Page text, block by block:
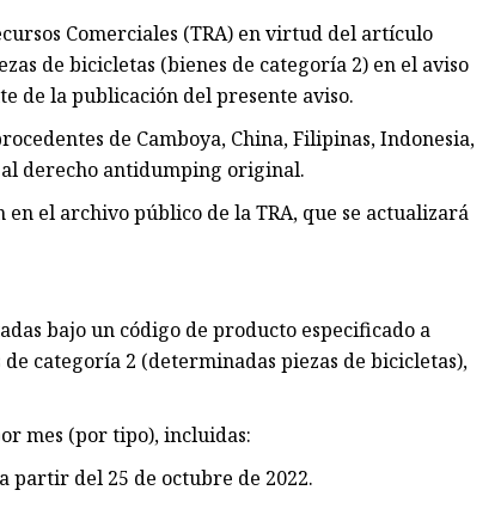
Comerciales (TRA) en virtud del artículo
de bicicletas (bienes de categoría 2) en el aviso
de la publicación del presente aviso.
de Camboya, China, Filipinas, Indonesia,
al derecho antidumping original.
el archivo público de la TRA, que se actualizará
bajo un código de producto especificado a
categoría 2 (determinadas piezas de bicicletas),
mes (por tipo), incluidas:
partir del 25 de octubre de 2022.